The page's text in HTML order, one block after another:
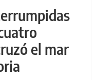
el mar